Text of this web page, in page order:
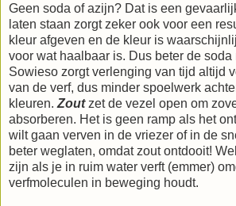
Geen soda of azijn? Dat is een
laten staan zorgt zeker ook voor een
kleur afgeven en de kleur is
voor wat haalbaar is. Dus beter de soda
Sowieso zorgt verlenging van tijd altijd
van de verf, dus minder spoelwerk
kleuren. Zout zet de vezel open om
absorberen. Het is geen ramp als het
wilt gaan verven in de vriezer of in de
beter weglaten, omdat zout ontdooit!
zijn als je in ruim water verft (emmer)
verfmoleculen in beweging houdt.